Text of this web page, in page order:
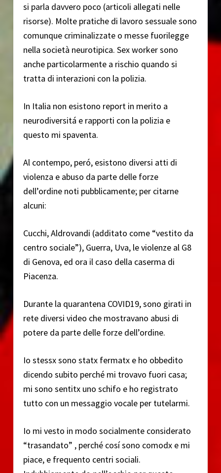
si parla davvero poco (articoli allegati nelle
risorse). Molte pratiche di lavoro sessuale sono
comunque criminalizzate o messe fuorilegge
nella società neurotipica. Sex worker sono
anche particolarmente a rischio quando si
tratta di interazioni con la polizia.
In Italia non esistono report in merito a
neurodiversitá e rapporti con la polizia e
questo mi spaventa.
Al contempo, peró, esistono diversi atti di
violenza e abuso da parte delle forze
dell’ordine noti pubblicamente; per citarne
alcuni:
Cucchi, Aldrovandi (additato come “vestito da
centro sociale”), Guerra, Uva, le violenze al G8
di Genova, ed ora il caso della caserma di
Piacenza.
Durante la quarantena COVID19, sono girati in
rete diversi video che mostravano abusi di
potere da parte delle forze dell’ordine.
Io stessx sono statx fermatx e ho obbedito
dicendo subito perché mi trovavo fuori casa;
mi sono sentitx uno schifo e ho registrato
tutto con un messaggio vocale per tutelarmi.
Io mi vesto in modo socialmente considerato
“trasandato” , perché cosí sono comodx e mi
piace, e frequento centri sociali.